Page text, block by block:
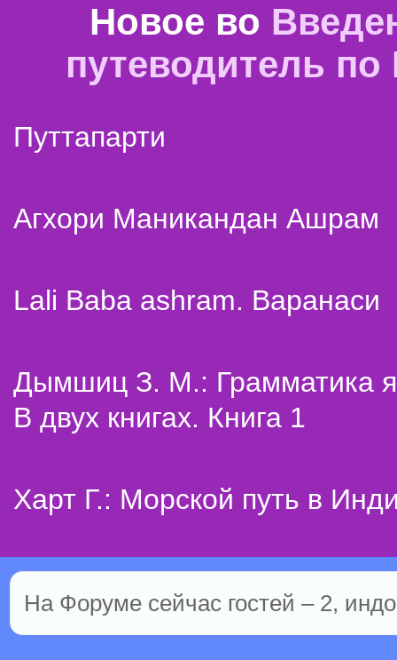
Новое во
путеводитель
Путтапарти
Агхори Маникандан Ашрам
Lali Baba ashram. Варанаси
Дымшиц З. М.: Грамматика
В двух книгах. Книга 1
Харт Г.: Морской путь в
На Форуме сейчас гостей – 2,